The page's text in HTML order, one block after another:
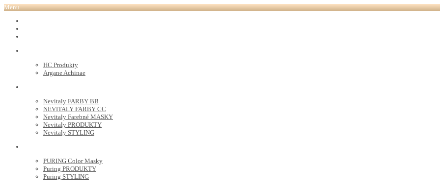
Menu
HC Produkty
Argane Achinae
Nevitaly FARBY BB
NEVITALY FARBY CC
Nevitaly Farebné MASKY
Nevitaly PRODUKTY
Nevitaly STYLING
PURING Color Masky
Puring PRODUKTY
Puring STYLING